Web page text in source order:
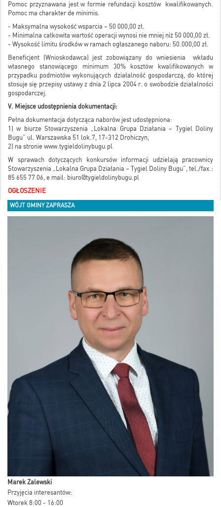
Pomoc przyznawana jest w formie refundacji kosztów kwalifikowanych.
Pomoc ma charakter de minimis.
- Maksymalna wysokość wsparcia – 50 000,00 zł.
- Minimalna całkowita wartość operacji wynosi nie mniej niż 50 000,00 zł.
- Wysokość limitu środków w ramach ogłaszanego naboru: 50.000,00 zł.
Beneficjent (Wnioskodawca) jest zobowiązany do wniesienia wkładu
własnego stanowiącego minimum 30% kosztów kwalifikowanych w
przypadku podmiotów wykonujących działalność gospodarczą, do której
stosuje się przepisy ustawy z dnia 2 lipca 2004 r. o swobodzie działalności
gospodarczej.
V. Miejsce udostępnienia dokumentacji:
Pełna dokumentacja dotycząca naborów jest udostępniona:
1) w biurze Stowarzyszenia „Lokalna Grupa Działania – Tygiel Doliny
Bugu” ul. Warszawska 51 lok.7, 17-312 Drohiczyn,
2) na stronie www.tygieldolinybugu.pl
W sprawach dotyczących konkursów informacji udzielają pracownicy
Stowarzyszenia „Lokalna Grupa Działania – Tygiel Doliny Bugu”, tel./fax.:
85 655 77 06, e mail: biuro@tygieldolinybugu.pl
OGŁOSZENIE
WÓJT GMINY ZAPRASZA
Marek Zalewski
Przyjęcia interesantów:
Wtorek 8:00 - 16:00